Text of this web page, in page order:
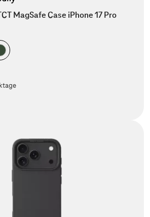
MagSafe Case iPhone 17 Pro